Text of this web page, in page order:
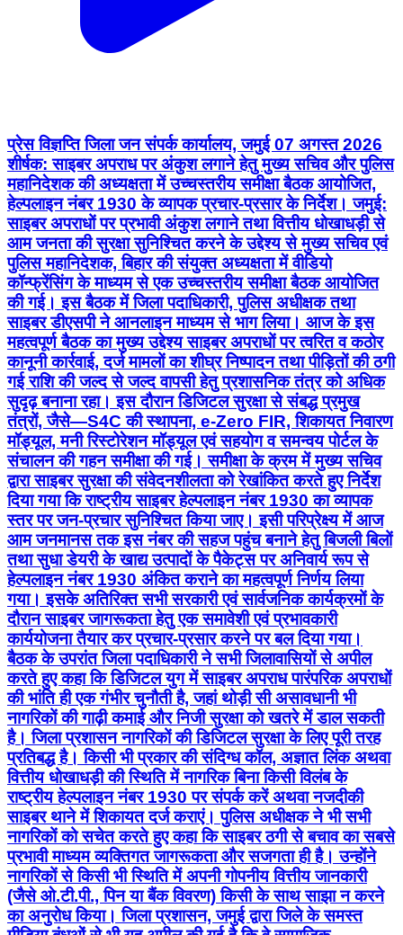
प्रेस विज्ञप्ति जिला जन संपर्क कार्यालय, जमुई 07 अगस्त 2026
शीर्षक: साइबर अपराध पर अंकुश लगाने हेतु मुख्य सचिव और पुलिस
महानिदेशक की अध्यक्षता में उच्चस्तरीय समीक्षा बैठक आयोजित,
हेल्पलाइन नंबर 1930 के व्यापक प्रचार-प्रसार के निर्देश। जमुई:
साइबर अपराधों पर प्रभावी अंकुश लगाने तथा वित्तीय धोखाधड़ी से
आम जनता की सुरक्षा सुनिश्चित करने के उद्देश्य से मुख्य सचिव एवं
पुलिस महानिदेशक, बिहार की संयुक्त अध्यक्षता में वीडियो
कॉन्फ्रेंसिंग के माध्यम से एक उच्चस्तरीय समीक्षा बैठक आयोजित
की गई। इस बैठक में जिला पदाधिकारी, पुलिस अधीक्षक तथा
साइबर डीएसपी ने आनलाइन माध्यम से भाग लिया। आज के इस
महत्वपूर्ण बैठक का मुख्य उद्देश्य साइबर अपराधों पर त्वरित व कठोर
कानूनी कार्रवाई, दर्ज मामलों का शीघ्र निष्पादन तथा पीड़ितों की ठगी
गई राशि की जल्द से जल्द वापसी हेतु प्रशासनिक तंत्र को अधिक
सुदृढ़ बनाना रहा। इस दौरान डिजिटल सुरक्षा से संबद्ध प्रमुख
तंत्रों, जैसे—S4C की स्थापना, e-Zero FIR, शिकायत निवारण
मॉड्यूल, मनी रिस्टोरेशन मॉड्यूल एवं सहयोग व समन्वय पोर्टल के
संचालन की गहन समीक्षा की गई। समीक्षा के क्रम में मुख्य सचिव
द्वारा साइबर सुरक्षा की संवेदनशीलता को रेखांकित करते हुए निर्देश
दिया गया कि राष्ट्रीय साइबर हेल्पलाइन नंबर 1930 का व्यापक
स्तर पर जन-प्रचार सुनिश्चित किया जाए। इसी परिप्रेक्ष्य में आज
आम जनमानस तक इस नंबर की सहज पहुंच बनाने हेतु बिजली बिलों
तथा सुधा डेयरी के खाद्य उत्पादों के पैकेट्स पर अनिवार्य रूप से
हेल्पलाइन नंबर 1930 अंकित कराने का महत्वपूर्ण निर्णय लिया
गया। इसके अतिरिक्त सभी सरकारी एवं सार्वजनिक कार्यक्रमों के
दौरान साइबर जागरूकता हेतु एक समावेशी एवं प्रभावकारी
कार्ययोजना तैयार कर प्रचार-प्रसार करने पर बल दिया गया।
बैठक के उपरांत जिला पदाधिकारी ने सभी जिलावासियों से अपील
करते हुए कहा कि डिजिटल युग में साइबर अपराध पारंपरिक अपराधों
की भांति ही एक गंभीर चुनौती है, जहां थोड़ी सी असावधानी भी
नागरिकों की गाढ़ी कमाई और निजी सुरक्षा को खतरे में डाल सकती
है। जिला प्रशासन नागरिकों की डिजिटल सुरक्षा के लिए पूरी तरह
प्रतिबद्ध है। किसी भी प्रकार की संदिग्ध कॉल, अज्ञात लिंक अथवा
वित्तीय धोखाधड़ी की स्थिति में नागरिक बिना किसी विलंब के
राष्ट्रीय हेल्पलाइन नंबर 1930 पर संपर्क करें अथवा नजदीकी
साइबर थाने में शिकायत दर्ज कराएं। पुलिस अधीक्षक ने भी सभी
नागरिकों को सचेत करते हुए कहा कि साइबर ठगी से बचाव का सबसे
प्रभावी माध्यम व्यक्तिगत जागरूकता और सजगता ही है। उन्होंने
नागरिकों से किसी भी स्थिति में अपनी गोपनीय वित्तीय जानकारी
(जैसे ओ.टी.पी., पिन या बैंक विवरण) किसी के साथ साझा न करने
का अनुरोध किया। जिला प्रशासन, जमुई द्वारा जिले के समस्त